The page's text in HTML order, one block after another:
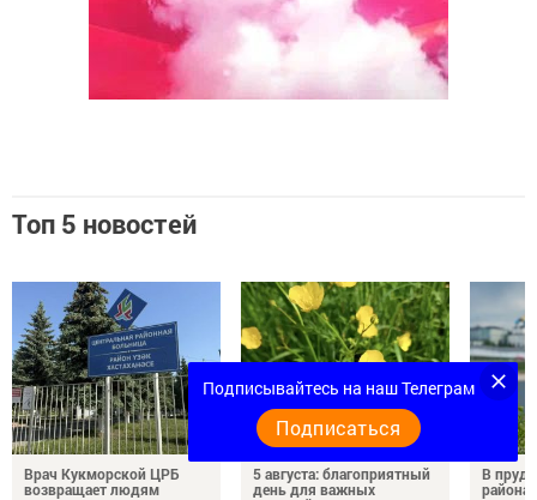
Топ 5 новостей
Врач Кукморской ЦРБ
возвращает людям
5 августа: благоприятный
день для важных
В
района
Подписывайтесь на наш Телеграм
Подписаться